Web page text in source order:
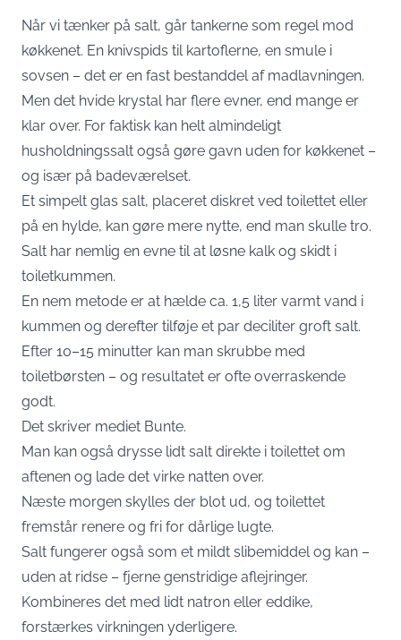
Når vi tænker på salt, går tankerne som regel mod
køkkenet. En knivspids til kartoflerne, en smule i
sovsen – det er en fast bestanddel af madlavningen.
Men det hvide krystal har flere evner, end mange er
klar over. For faktisk kan helt almindeligt
husholdningssalt også gøre gavn uden for køkkenet –
og især på badeværelset.
Et simpelt glas salt, placeret diskret ved toilettet eller
på en hylde, kan gøre mere nytte, end man skulle tro.
Salt har nemlig en evne til at løsne kalk og skidt i
toiletkummen.
En nem metode er at hælde ca. 1,5 liter varmt vand i
kummen og derefter tilføje et par deciliter groft salt.
Efter 10–15 minutter kan man skrubbe med
toiletbørsten – og resultatet er ofte overraskende
godt.
Det skriver mediet Bunte.
Man kan også drysse lidt salt direkte i toilettet om
aftenen og lade det virke natten over.
Næste morgen skylles der blot ud, og toilettet
fremstår renere og fri for dårlige lugte.
Salt fungerer også som et mildt slibemiddel og kan –
uden at ridse – fjerne genstridige aflejringer.
Kombineres det med lidt natron eller eddike,
forstærkes virkningen yderligere.